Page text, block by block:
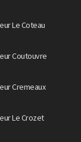
Le Coteau
Coutouvre
Cremeaux
Le Crozet